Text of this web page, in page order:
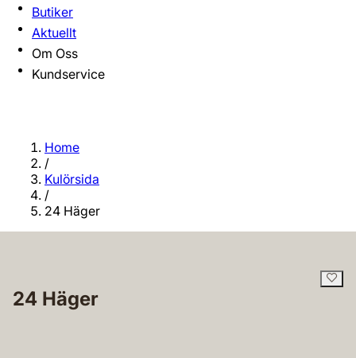
Butiker
Aktuellt
Om Oss
Kundservice
Home
/
Kulörsida
/
24 Häger
24 Häger